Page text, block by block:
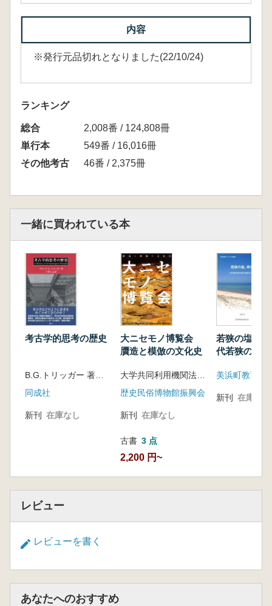
内容
※発行元品切れとなりました(22/10/24)
ランキング
総合
2,008番 / 124,808冊
単行本
549番 / 16,016冊
その他考古
46番 / 2,375冊
一緒に買われている本
考古学的思考の歴史
B.G.トリッガー 著 下垣仁志 訳
同成社
新刊 在庫なし
大ニセモノ博覧会
贋造と模倣の文化史
大学共同利用機関法人 人間文化研究機構 国立歴史民俗博物館 編
歴史民俗博物館振興会
新刊 在庫なし
古書 3 点
2,200 円~
若狭の塩、
代若狭の塩
美浜町教育委
新刊 在庫なし
レビュー
レビューを書く
あなたへのおすすめ